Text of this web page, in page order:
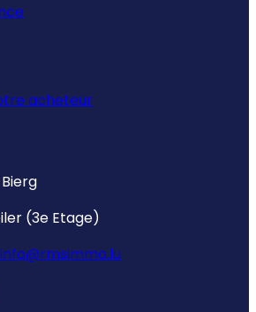
acheteur
(3e Etage)
info@rmsimmo.lu